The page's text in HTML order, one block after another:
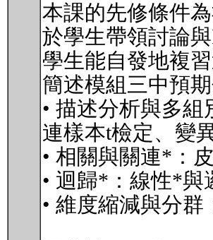
本課的先修條件
於學生帶領討論
學生能自發地複
簡述模組三中預
• 描述分析與多
連樣本t檢定、變
• 相關與關連*：
• 迴歸*：線性*與
• 維度縮減與分